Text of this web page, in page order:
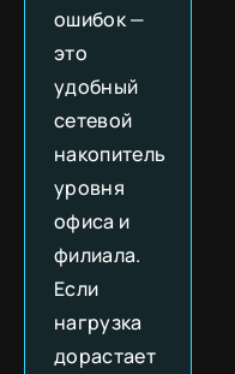
ошибок —
это
удобный
сетевой
накопитель
уровня
офиса и
филиала.
Если
нагрузка
дорастает